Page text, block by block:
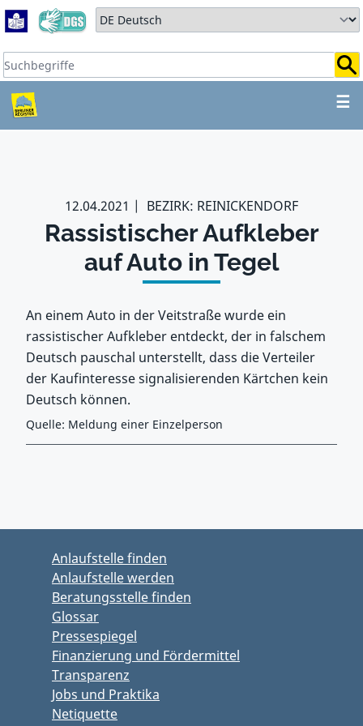
Zum Hauptbereich springen
Zum Hauptmenü springen
Sprache auswählen:
Suchbegriffe:
☰
ZUM HAUPTBEREICH
12.04.2021 BEZIRK: REINICKENDORF
Rassistischer Aufkleber
auf Auto in Tegel
An einem Auto in der Veitstraße wurde ein
rassistischer Aufkleber entdeckt, der in falschem
Deutsch pauschal unterstellt, dass die Verteiler
der Kaufinteresse signalisierenden Kärtchen kein
Deutsch können.
Quelle: Meldung einer Einzelperson
Anlaufstelle finden
Anlaufstelle werden
Beratungsstelle finden
Glossar
Pressespiegel
Finanzierung und Fördermittel
Transparenz
Jobs und Praktika
Netiquette